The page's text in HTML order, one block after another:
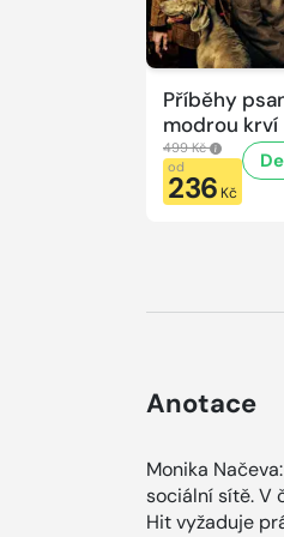
Příběhy
modrou krví
499 Kč
od
236 Kč
Anotace
Monika
sociální sítě. V
Hit vyžaduje